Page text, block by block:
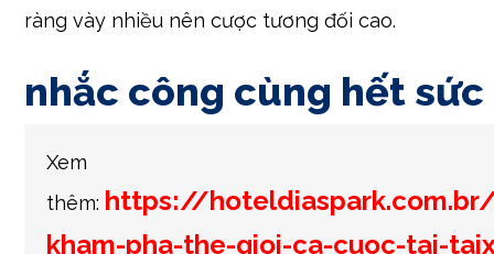
đăng cam kết, tiền thưởng nạp tiền, hoàn thanh
v.v. Đừng làm lơ hồ hết cơ hội này, vì chưng
làm cho người công ty dạng thân tăng vốn cược
chắc thời kì nghịch.
Tuy nhiên, hãy tham khảo kỹ nhiều vẻ ngoài &
ngay Lúc trước xuất hiện tham gia vào, để chặn
ràng vày nhiều nên cược tương đối cao.